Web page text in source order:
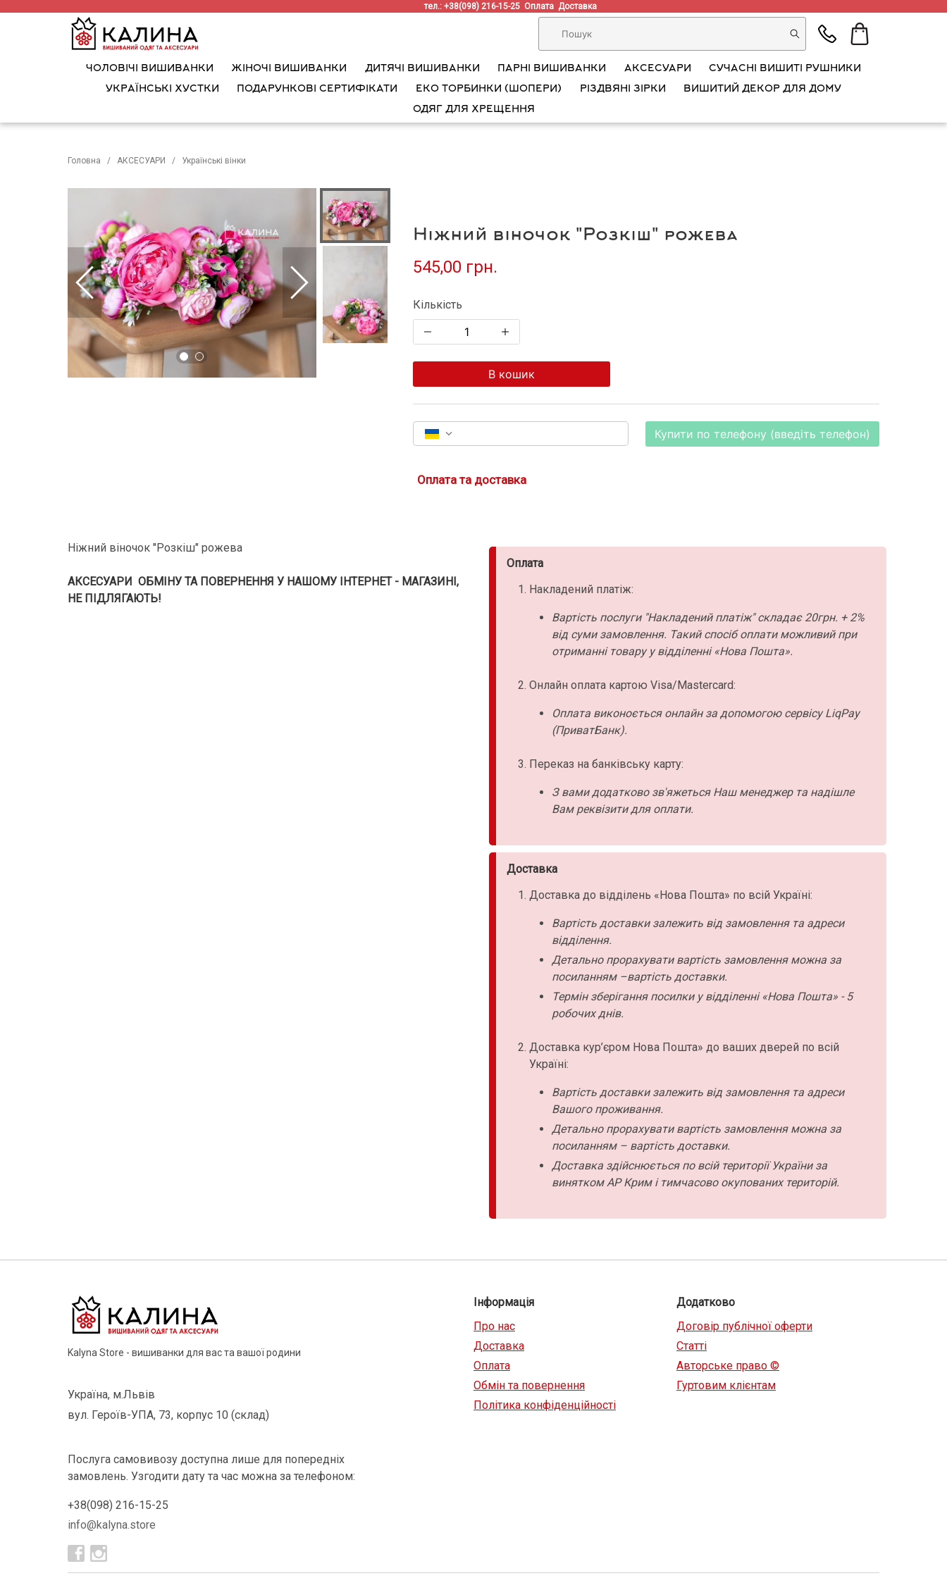
тел.: +38(098) 216-15-25 Оплата Доставка
ЧОЛОВІЧІ ВИШИВАНКИ ЖІНОЧІ ВИШИВАНКИ ДИТЯЧІ ВИШИВАНКИ ПАРНІ ВИШИВАНКИ АКСЕСУАРИ
СУЧАСНІ ВИШИТІ РУШНИКИ
УКРАЇНСЬКІ ХУСТКИ
ПОДАРУНКОВІ СЕРТИФІКАТИ ЕКО ТОРБИНКИ (ШОПЕРИ) РІЗДВЯНІ ЗІРКИ
ВИШИТИЙ ДЕКОР ДЛЯ ДОМУ
ОДЯГ ДЛЯ ХРЕЩЕННЯ
Головна АКСЕСУАРИ Українські вінки
Ніжний віночок "Розкіш" рожева
545,00 грн.
Кількість
В кошик
Купити по телефону (введіть телефон)
Оплата та доставка
Ніжний віночок "Розкіш" рожева
АКСЕСУАРИ ОБМІНУ ТА ПОВЕРНЕННЯ У НАШОМУ ІНТЕРНЕТ - МАГАЗИНІ,
НЕ ПІДЛЯГАЮТЬ!
Оплата
Накладений платіж:
Вартість послуги "Накладений платіж" складає 20грн. + 2%
від суми замовлення. Такий спосіб оплати можливий при
отриманні товару у відділенні «Нова Пошта».
Онлайн оплата картою Visa/Mastercard:
Оплата виконоється онлайн за допомогою сервісу LiqPay
(ПриватБанк).
Переказ на банківську карту:
З вами додатково зв'яжеться Наш менеджер та надішле
Вам реквізити для оплати.
Доставка
Доставка до відділень «Нова Пошта» по всій Україні:
Вартість доставки залежить від замовлення та адреси
відділення.
Детально прорахувати вартість замовлення можна за
посиланням –вартість доставки.
Термін зберігання посилки у відділенні «Нова Пошта» - 5
робочих днів.
Доставка кур’єром Нова Пошта» до ваших дверей по всій
Україні:
Вартість доставки залежить від замовлення та адреси
Вашого проживання.
Детально прорахувати вартість замовлення можна за
посиланням – вартість доставки.
Доставка здійснюється по всій території України за
винятком АР Крим і тимчасово окупованих територій.
Kalyna Store - вишиванки для вас та вашої родини
Україна, м.Львів
вул. Героїв-УПА, 73, корпус 10 (склад)
Послуга самовивозу доступна лише для попередніх
замовлень. Узгодити дату та час можна за телефоном:
+38(098) 216-15-25
info@kalyna.store
Інформація
Про нас
Доставка
Оплата
Обмін та повернення
Політика конфіденційності
Додатково
Договір публічної оферти
Статті
Авторське право ©
Гуртовим клієнтам